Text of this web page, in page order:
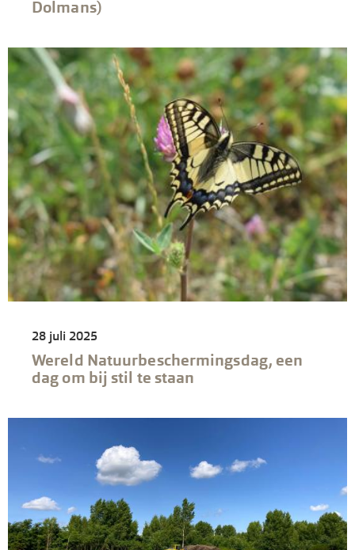
Dolmans)
28 juli 2025
Wereld Natuurbeschermingsdag, een
dag om bij stil te staan